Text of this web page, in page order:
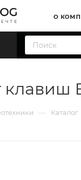
О
клавиш
— Каталог